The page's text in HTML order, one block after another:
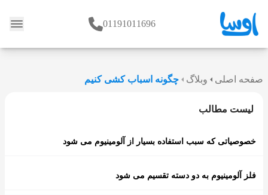
وبلاگ 01191011696
صفحه اصلی وبلاگ چگونه اسباب کشی کنیم
لیست مطالب
خصوصیاتی که سبب استفاده بسیار از آلومینیوم می شود
فلز آلومینیوم به دو دسته تقسیم می شود